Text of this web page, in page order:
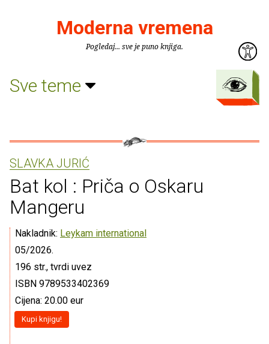
Moderna vremena
Pogledaj... sve je puno knjiga.
Sve teme
SLAVKA JURIĆ
Bat kol : Priča o Oskaru
Mangeru
Nakladnik: Leykam international
05/2026.
196 str., tvrdi uvez
ISBN 9789533402369
Cijena: 20.00 eur
Kupi knjigu!